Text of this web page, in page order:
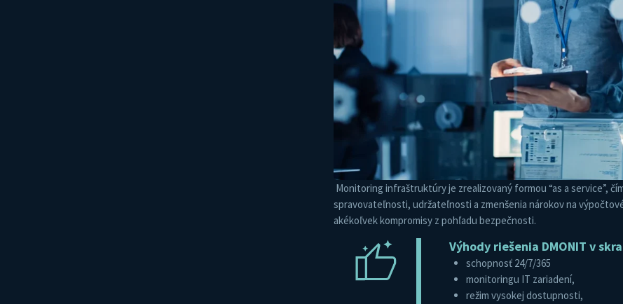
Monitoring infraštruktúry je zrealizovaný formou “as a service”,
spravovateľnosti, udržateľnosti a zmenšenia nárokov na
akékoľvek kompromisy z pohľadu bezpečnosti.
Výhody riešenia DMONIT v
schopnosť 24/7/365
monitoringu IT zariadení,
režim vysokej dostupnosti,